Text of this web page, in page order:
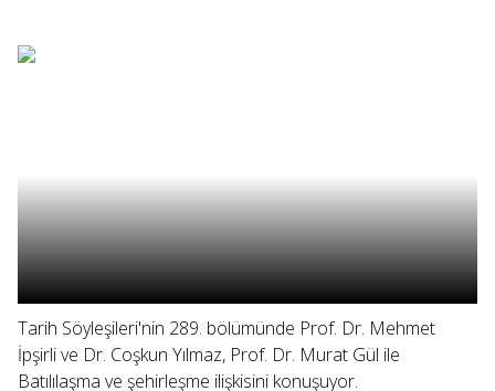
Tarih Söyleşileri'nin 289. bölümünde Prof. Dr. Mehmet
İpşirli ve Dr. Coşkun Yılmaz, Prof. Dr. Murat Gül ile
Batılılaşma ve şehirleşme ilişkisini konuşuyor.